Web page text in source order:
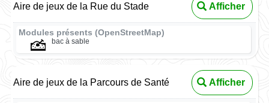
Aire de jeux de la Rue du Stade Afficher
Modules présents (OpenStreetMap)
bac à sable
Aire de jeux de la Parcours de Santé Afficher